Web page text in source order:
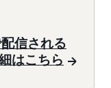
信される
はこちら